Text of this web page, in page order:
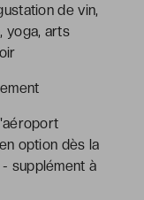
de vin,
yoga, arts
option dès la
supplément à